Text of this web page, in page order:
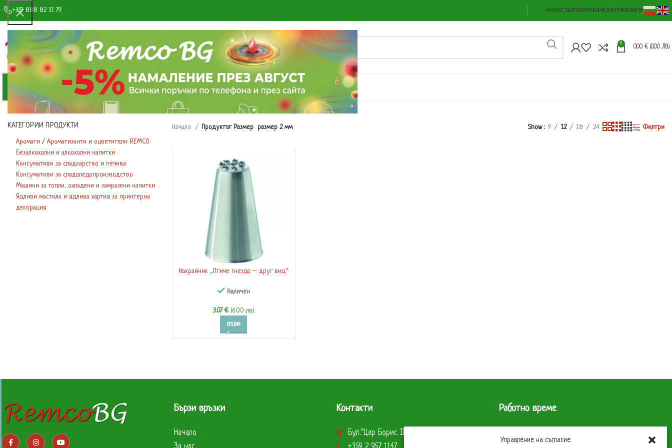
Управление на съгласие
+359 888 82 31 79 НАЧАЛОСЪБИТИЯПАРТНЬОРИКЛИЕНТИКОНТАКТИ
0
0.00 € (0.00 ЛВ.)
КАТЕГОРИИ ПРОДУКТИ МАГАЗИН ЗА НАС СНИМКИ И ВИДЕО
КАТЕГОРИИ ПРОДУКТИ
Аромати / Ароматизанти и оцветители REMCO
Безалкохолни и алкохолни напитки
Консумативи за сладкарство и печива
Консумативи за сладоледопроизводство
Машини за топли, охладени и замразени напитки
Ядливи мастила и ядлива хартия за принтерна
декорация
Начало Продуктът Размер размер 2 мм Show 9 12 18 24 Филтри
Накрайник „Птиче гнездо – друг вид“
Наличен
3.07 € (6.00 лв.)
ОПЦИИ
Бързи връзки
Начало
Контакти
Бул.”Цар Борис ІІІ” 290 София 1619
Работно време